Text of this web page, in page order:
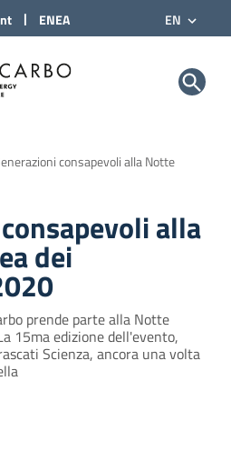
| ENEA EN
Sotacarbo SpA
consapevoli alla Notte
alla
dei
prende parte alla Notte
15ma edizione dell'evento,
Scienza, ancora una volta